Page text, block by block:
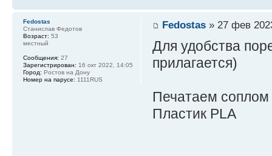
Fedostas» 27 фев
Для удобства
прилагается)
Печатаем
Пластик PLA
Fedostas
Станислав Федотов
Возраст: 53
местный
Сообщения: 27
Зарегистрирован: 16 окт 2022, 14:05
Город: Ростов на Дону
Номер на парусе: 1111RUS